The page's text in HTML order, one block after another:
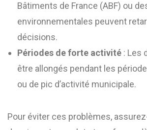
Bâtiments de France (ABF) ou
environnementales peuvent
décisions.
Périodes de forte activité : Les
être allongés pendant les
ou de pic d’activité municipale.
Pour éviter ces problèmes,